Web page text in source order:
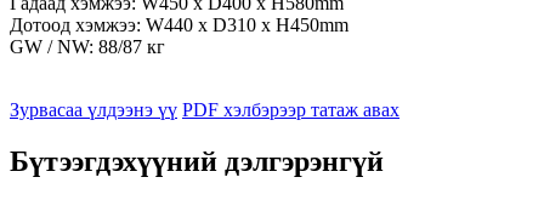
Дотоод хэмжээ: W440 x D310 x H450mm
GW / NW: 88/87 кг
Зурвасаа үлдээнэ үү PDF хэлбэрээр татаж авах
Бүтээгдэхүүний дэлгэрэнгүй